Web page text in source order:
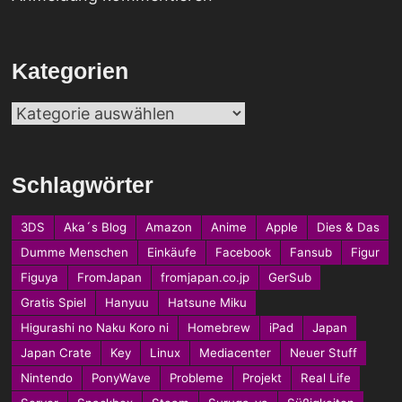
Kategorien
Kategorien
Schlagwörter
3DS Aka´s Blog Amazon Anime Apple
Dies & Das
Dumme Menschen
Einkäufe Facebook Fansub
Figur
Figuya
FromJapan fromjapan.co.jp
GerSub
Gratis Spiel
Hanyuu
Hatsune Miku
Higurashi no Naku Koro ni
Homebrew iPad
Japan
Japan Crate
Key Linux Mediacenter
Neuer Stuff
Nintendo
PonyWave Probleme Projekt
Real Life